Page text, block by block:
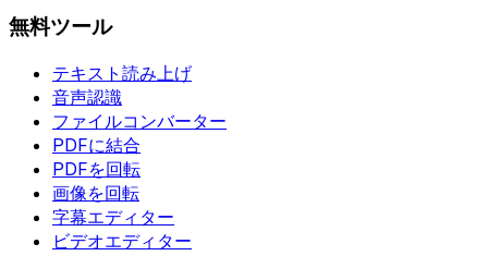
無料ツール
テキスト読み上げ
音声認識
ファイルコンバーター
PDFに結合
PDFを回転
画像を回転
字幕エディター
ビデオエディター